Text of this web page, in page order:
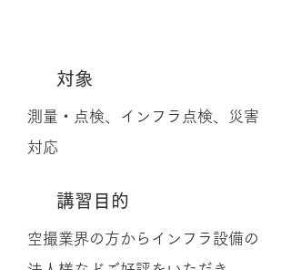
対象
測量・点検、インフラ点検、災害
対応
講習目的
空撮業界の方からインフラ設備の